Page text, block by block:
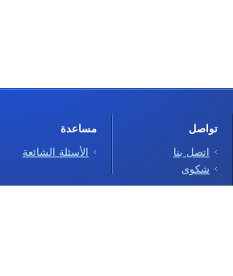
تواصل
اتصل بنا
شكوى
مساعدة
الأسئلة الشائعة